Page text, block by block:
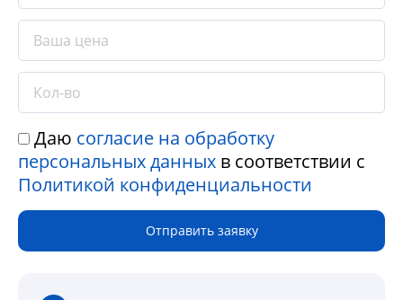
Даю согласие на обработку
персональных данных в соответствии с
Политикой конфиденциальности
Отправить заявку